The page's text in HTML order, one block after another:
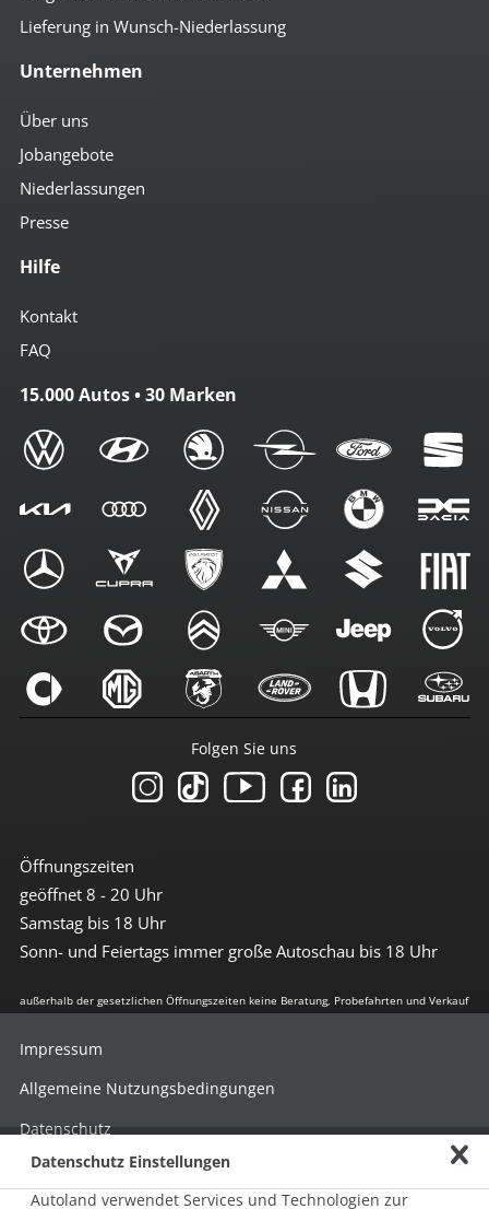
Lieferung in Wunsch-Niederlassung
Unternehmen
Über uns
Jobangebote
Niederlassungen
Presse
Hilfe
Kontakt
FAQ
15.000 Autos • 30 Marken
Öffnungszeiten
geöffnet 8 - 20 Uhr
Samstag bis 18 Uhr
Sonn- und Feiertags immer große Autoschau bis 18 Uhr
Folgen Sie uns
außerhalb der gesetzlichen Öffnungszeiten keine Beratung, Probefahrten und Verkauf
Impressum
Allgemeine Nutzungsbedingungen
Datenschutz
Hinweisgebersystem nach HinSchG
Datenschutz Einstellungen
Autoland verwendet Services und Technologien zur